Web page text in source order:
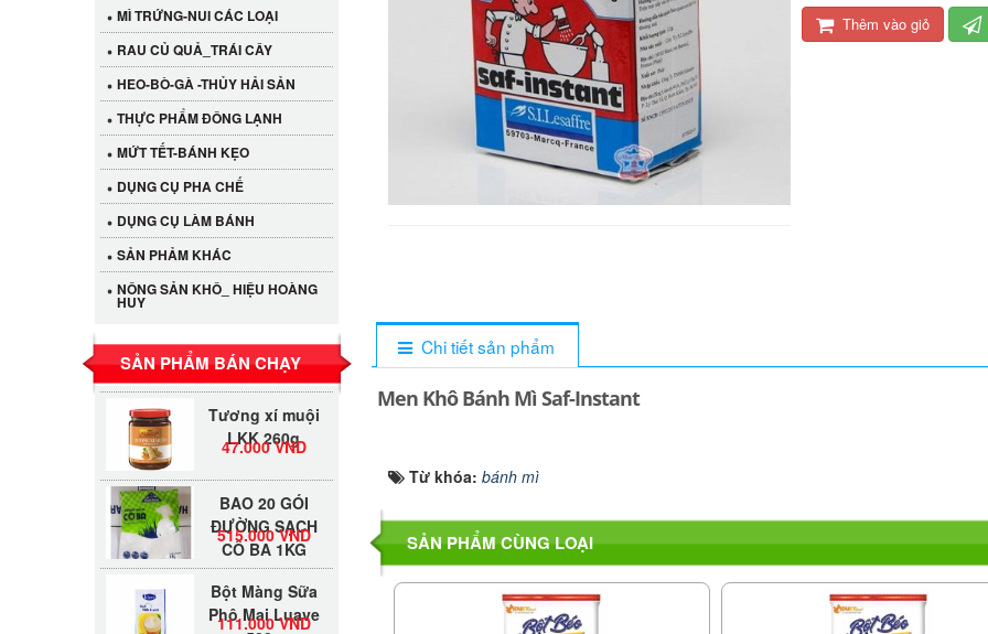
Thêm vào giỏ
Chi tiết sản phẩm
Men Khô Bánh Mì Saf-Instant
Từ khóa: bánh mì
SẢN PHẨM CÙNG LOẠI
MÌ TRỨNG-NUI CÁC LOẠI
RAU CỦ QUẢ_TRÁI CÂY
HEO-BÒ-GÀ -THỦY HẢI SẢN
THỰC PHẨM ĐÔNG LẠNH
MỨT TẾT-BÁNH KẸO
DỤNG CỤ PHA CHẾ
DỤNG CỤ LÀM BÁNH
SẢN PHẢM KHÁC
NÔNG SẢN KHÔ_ HIỆU HOÀNG
HUY
SẢN PHẨM BÁN CHẠY
Cần Tây Đà Lạt
40.000 VND
LKK 260g
530.000 VND
Tương xí muội
LKK 260g
47.000 VND
BAO 20 GÓI
ĐƯỜNG SẠCH
CÔ BA 1KG
515.000 VND
Bột Màng Sữa
Phô Mai Luave
500g
111.000 VND